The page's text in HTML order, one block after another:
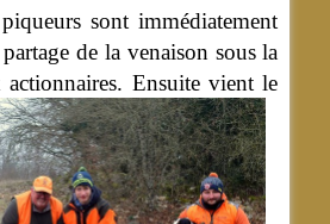
sont immédiatement
de la venaison sous la
Ensuite vient le